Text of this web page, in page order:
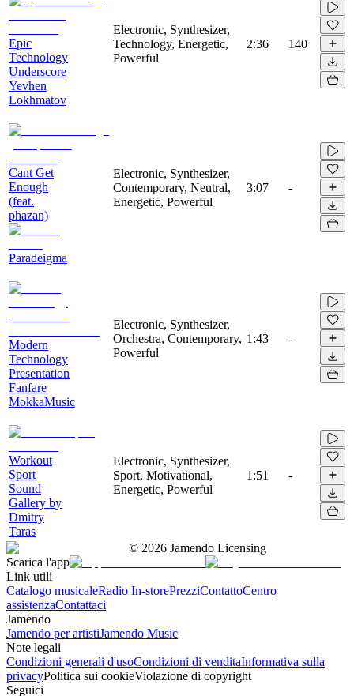
Epic
Technology
Underscore
Yevhen
Lokhmatov
Electronic, Synthesizer,
Technology, Energetic,
Powerful
2:36 140
Cant Get
Enough
(feat.
phazan)
Paradeigma
Electronic, Synthesizer,
Contemporary, Neutral,
Energetic, Powerful
3:07 -
Modern
Technology
Presentation
Fanfare
MokkaMusic
Electronic, Synthesizer,
Orchestra, Contemporary,
Powerful
1:43 -
Workout
Sport
Sound
Gallery by
Dmitry
Taras
Electronic, Synthesizer,
Sport, Motivational,
Energetic, Powerful
1:51 -
© 2026 Jamendo Licensing
Scarica l'app
Link utili
Catalogo musicaleRadio In-storePrezziContattoCentro
assistenzaContattaci
Jamendo
Jamendo per artistiJamendo Music
Note legali
Condizioni generali d'usoCondizioni di venditaInformativa sulla
privacyPolitica sui cookieViolazione di copyright
Seguici